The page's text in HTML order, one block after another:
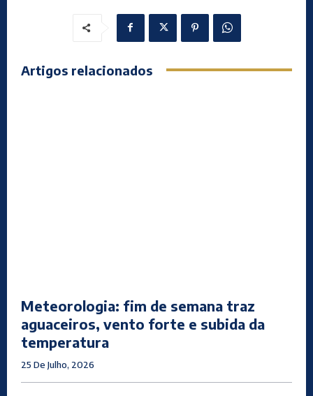
Artigos relacionados
Meteorologia: fim de semana traz
aguaceiros, vento forte e subida da
temperatura
25 De Julho, 2026